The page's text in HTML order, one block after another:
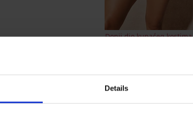
Details
Donji dio kupaćeg kostima
OPIS
Bez žica